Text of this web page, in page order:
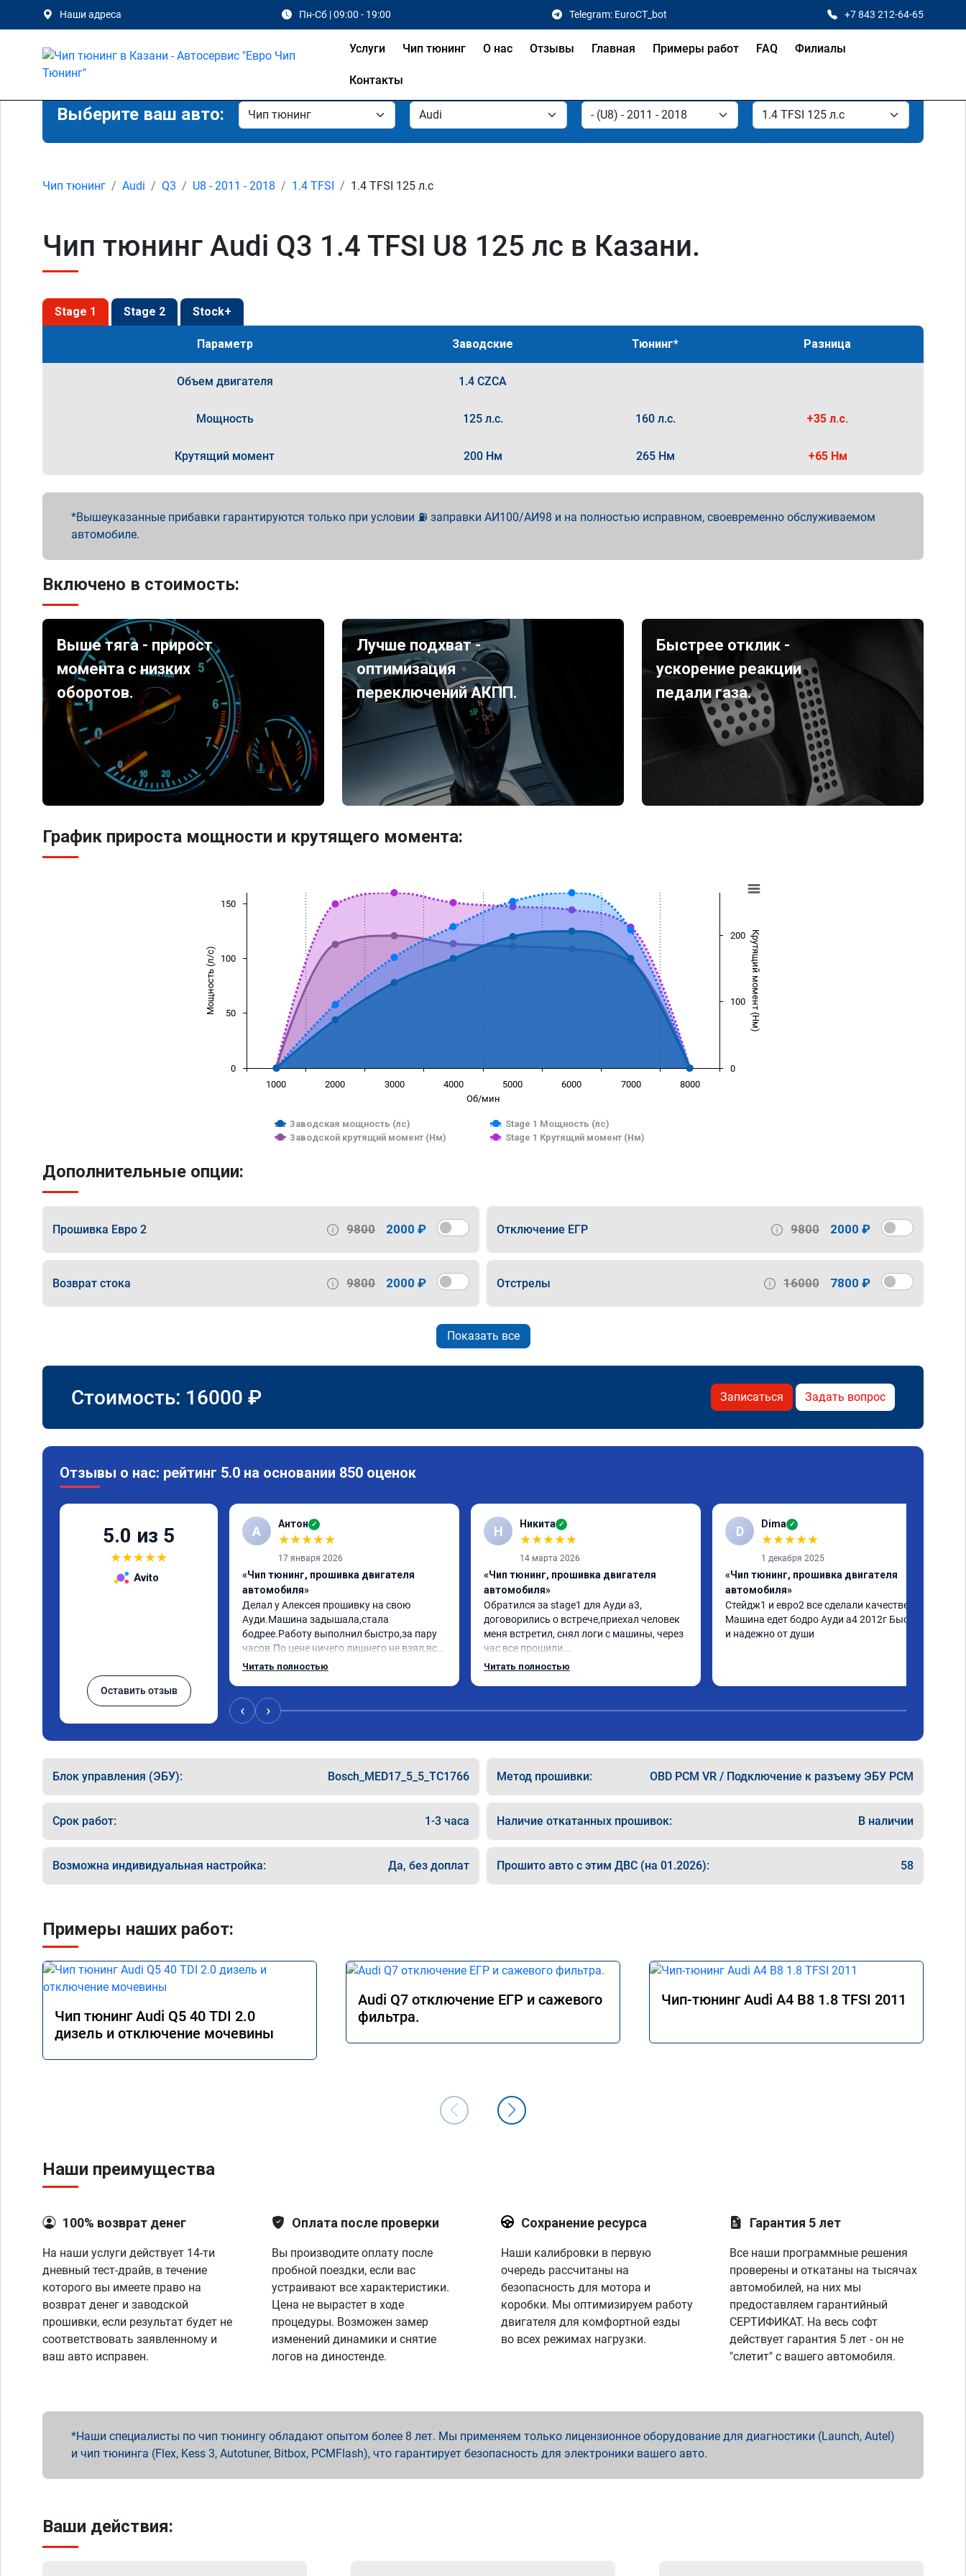
Наши адреса Пн-Сб | 09:00 - 19:00 Telegram: EuroCT_bot +7 843 212-64-65
Услуги Чип тюнинг О нас Отзывы Главная Примеры работ FAQ Филиалы
Контакты
Выберите ваш авто:
Чип тюнинг Audi Q3 U8 - 2011 - 2018 1.4 TFSI 1.4 TFSI 125 л.с
Чип тюнинг Audi Q3 1.4 TFSI U8 125 лс в Казани.
Stage 1 Stage 2 Stock+
Параметр Заводские Тюнинг* Разница
Объем двигателя 1.4 CZCA
Мощность 125 л.с. 160 л.с. +35 л.с.
Крутящий момент 200 Нм 265 Нм +65 Нм
Вышеуказанные прибавки гарантируются только при условии ⛽ заправки АИ100/АИ98 и на полностью исправном, своевременно обслуживаемом
автомобиле.
Включено в стоимость:
Выше тяга - прирост
момента с низких
оборотов.
Лучше подхват -
оптимизация
переключений АКПП.
Быстрее отклик -
ускорение реакции
педали газа.
График прироста мощности и крутящего момента:
Об/мин
Мощность (л/с) Крутящий момент (Нм)
Заводская мощность (лс)
Stage 1 Мощность (лс)
Заводской крутящий момент (Нм)
Stage 1 Крутящий момент (Нм)
1000 2000 3000 4000 5000 6000 7000 8000
0
50
100
150
0
100
200
Дополнительные опции:
Прошивка Евро 2 9800 2000 ₽ Отключение ЕГР 9800 2000 ₽
Возврат стока 9800 2000 ₽ Отстрелы 16000 7800 ₽
Показать все
Стоимость: 16000 ₽ Записаться Задать вопрос
Отзывы о нас: рейтинг 5.0 на основании 850 оценок
5.0 из 5
★★★★★
Avito
Оставить отзыв
А Антон ✓
★★★★★
17 января 2026
«Чип тюнинг, прошивка двигателя
автомобиля»
Делал у Алексея прошивку на свою
Ауди.Машина задышала,стала
бодрее.Работу выполнил быстро,за пару
часов.По цене ничего лишнего не взял,всё
как договаривались заранее.После
знаю,куда ехать в случае поломки
авто.Однозначно рекомендую Алексея
Читать полностью
Н Никита ✓
★★★★★
14 марта 2026
«Чип тюнинг, прошивка двигателя
автомобиля»
Обратился за stage1 для Ауди а3,
договорились о встрече,приехал человек
меня встретил, снял логи с машины, через
час все прошили.
Арман спасибо тебе огромное, машинка по
Читать полностью
D Dima ✓
★★★★★
1 декабря 2025
«Чип тюнинг, прошивка двигателя
автомобиля»
Стейдж1 и евро2 все сделали качественно.
Машина едет бодро Ауди а4 2012г Быстро
и надежно от души
‹ ›
Блок управления (ЭБУ): Bosch_MED17_5_5_TC1766 Метод прошивки: OBD PCM VR / Подключение к разъему ЭБУ PCM
Срок работ: 1-3 часа Наличие откатанных прошивок: В наличии
Возможна индивидуальная настройка: Да, без доплат Прошито авто с этим ДВС (на 01.2026): 58
Примеры наших работ:
Чип тюнинг Audi Q5 40 TDI 2.0
дизель и отключение мочевины
Audi Q7 отключение ЕГР и сажевого
фильтра.
Чип-тюнинг Audi A4 B8 1.8 TFSI 2011
Наши преимущества
100% возврат денег
На наши услуги действует 14-ти
дневный тест-драйв, в течение
которого вы имеете право на
возврат денег и заводской
прошивки, если результат будет не
соответствовать заявленному и
ваш авто исправен.
Оплата после проверки
Вы производите оплату после
пробной поездки, если вас
устраивают все характеристики.
Цена не вырастет в ходе
процедуры. Возможен замер
изменений динамики и снятие
логов на диностенде.
Сохранение ресурса
Наши калибровки в первую
очередь рассчитаны на
безопасность для мотора и
коробки. Мы оптимизируем работу
двигателя для комфортной езды
во всех режимах нагрузки.
Гарантия 5 лет
Все наши программные решения
проверены и откатаны на тысячах
автомобилей, на них мы
предоставляем гарантийный
СЕРТИФИКАТ. На весь софт
действует гарантия 5 лет - он не
"слетит" с вашего автомобиля.
Наши специалисты по чип тюнингу обладают опытом более 8 лет. Мы применяем только лицензионное оборудование для диагностики (Launch, Autel)
и чип тюнинга (Flex, Kess 3, Autotuner, Bitbox, PCMFlash), что гарантирует безопасность для электроники вашего авто.
Ваши действия: